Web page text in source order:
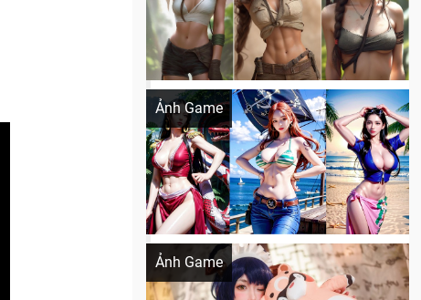
Ảnh Game
Khi AI Cosplay gái đẹp One Piece
Ảnh Game
Cosplay Xiangling siêu cute